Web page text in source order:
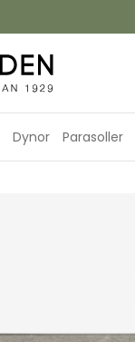
Dynor Parasoller